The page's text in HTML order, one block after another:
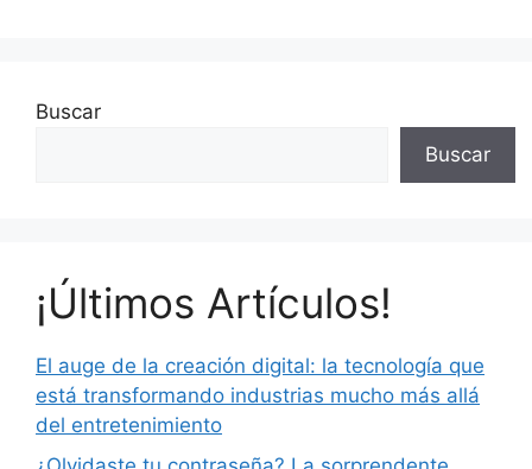
Buscar
Buscar
¡Últimos Artículos!
El auge de la creación digital: la tecnología que
está transformando industrias mucho más allá
del entretenimiento